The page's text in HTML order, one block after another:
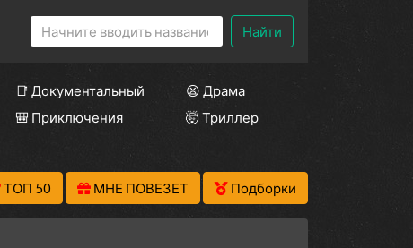
Найти
📑 Документальный
😫 Драма
🎒 Приключения
🤯 Триллер
ТОП 50 МНЕ ПОВЕЗЕТ Подборки